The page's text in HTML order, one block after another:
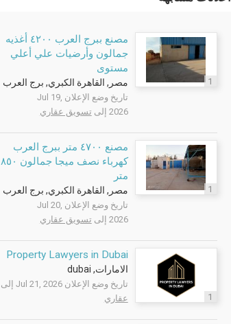
1
مصنع ببرج العرب ٤٢٠٠ أغذيه
جمالون وأرضيات علي أعلي
مستوى
مصر, القاهرة الكبري, برج العرب
تاريخ وضع الإعلان Jul 19,
2026 إلى
تسويق عقاري
1
مصنع ٤٧٠٠ متر ببرج العرب
كهرباء نصف ميجا جمالون ٨٥٠
متر
مصر, القاهرة الكبري, برج العرب
تاريخ وضع الإعلان Jul 20,
2026 إلى
تسويق عقاري
1
Property Lawyers in Dubai
الامارات, dubai
تاريخ وضع الإعلان Jul 21, 2026 إلى
عقاري